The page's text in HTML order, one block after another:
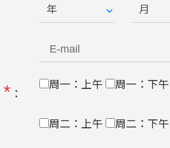
* ：
周一：上午 周一：下午
周二：上午 周二：下午